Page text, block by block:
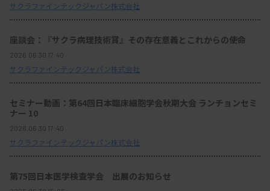
サクラファインテックジャパン株式会社
座談会：『サクラ病理技術賞』その存在意義とこれからの使命
2026.06.30 17:40
サクラファインテックジャパン株式会社
セミナー動画：第64回日本臨床細胞学会秋期大会 ランチョンセミ
ナー 10
2026.06.30 17:40
サクラファインテックジャパン株式会社
第75回日本医学検査学会 出展のお知らせ